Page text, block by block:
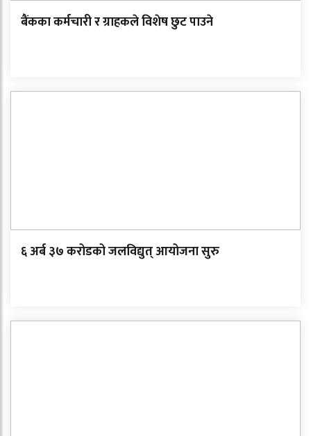
बैंकका कर्मचारी र ग्राहकले विशेष छुट पाउने
६ अर्ब ३७ करोडको जलविद्युत् आयोजना सुरु